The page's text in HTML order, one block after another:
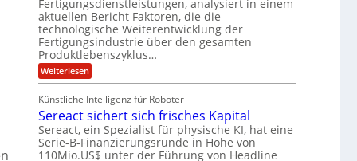
m
e
r
i
k
a
f
ü
r
3
D
-
D
u
c
k
n
M
a
s
c
h
i
n
e
n
-
u
n
d
n
e
n
k
r
y
p
t
o
g
r
a
f
Fertigungsdienstleistungen, analysiert in einem
aktuellen Bericht Faktoren, die die
technologische Weiterentwicklung der
Fertigungsindustrie über den gesamten
Produktlebenszyklus…
Weiterlesen:
P
o
t
o
l
a
Künstliche Intelligenz für Roboter
Sereact sichert sich frisches Kapital
Sereact, ein Spezialist für physische KI, hat eine
Serie-B-Finanzierungsrunde in Höhe von
110Mio.US$ unter der Führung von Headline